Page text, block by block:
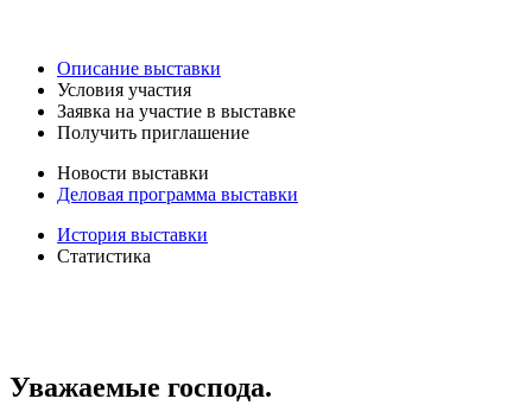
Описание выставки
Условия участия
Заявка на участие в выставке
Получить приглашение
Новости выставки
Деловая программа выставки
История выставки
Статистика
Уважаемые господа.